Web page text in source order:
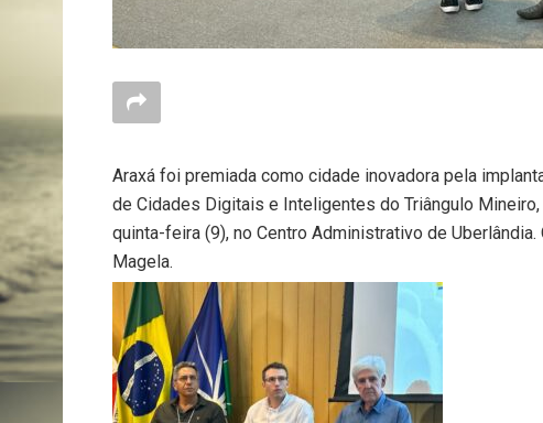
Araxá foi premiada como cidade inovadora pela
de Cidades Digitais e Inteligentes do Triângulo
quinta-feira (9), no Centro Administrativo de
Magela.